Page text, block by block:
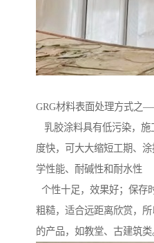
GRG材料表面处理方式之
乳胶涂料具有低污染，施
度快，可大大缩短工期、
学性能、耐碱性和耐水性
个性十足，效果好；保存
粗糙，适合远距离欣赏，
的产品，如教堂、古建筑类